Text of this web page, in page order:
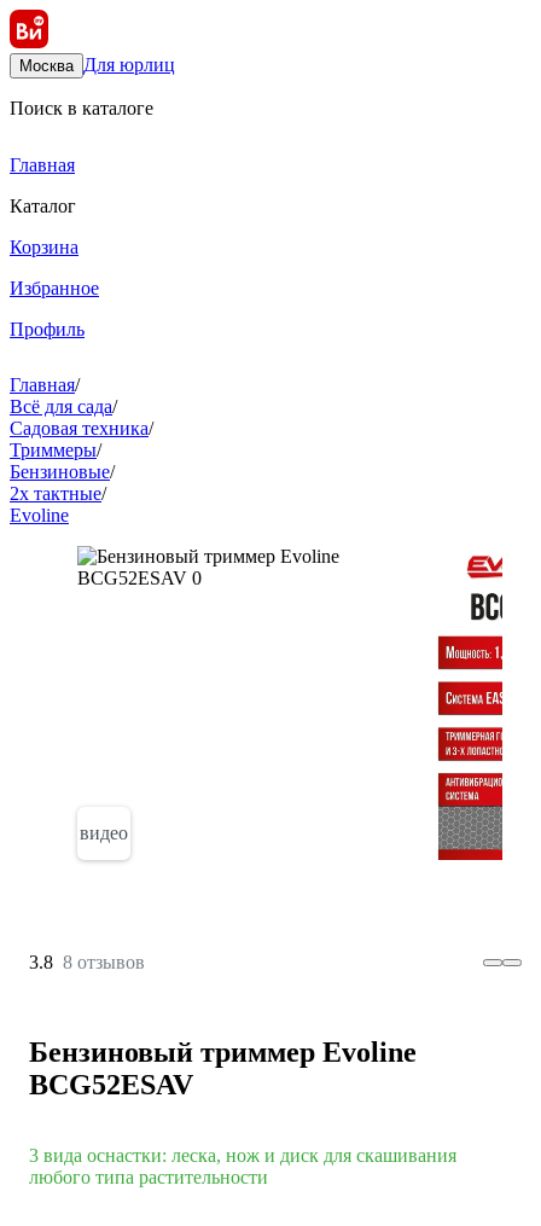
Москва Для юрлиц
Поиск в каталоге
Главная
Каталог
Корзина
Избранное
Профиль
Главная/
Всё для сада/
Садовая техника/
Триммеры/
Бензиновые/
2х тактные/
Evoline
видео
3.8 8 отзывов
Бензиновый триммер Evoline
BCG52ESAV
3 вида оснастки: леска, нож и диск для скашивания
любого типа растительности